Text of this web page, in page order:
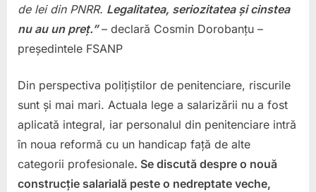
de lei din PNRR. Legalitatea, seriozitatea și cinstea
nu au un preț.”– declară Cosmin Dorobanțu –
președintele FSANP
Din perspectiva polițiștilor de penitenciare, riscurile
sunt și mai mari. Actuala lege a salarizării nu a fost
aplicată integral, iar personalul din penitenciare intră
în noua reformă cu un handicap față de alte
categorii profesionale. Se discută despre o nouă
construcție salarială peste o nedreptate veche,